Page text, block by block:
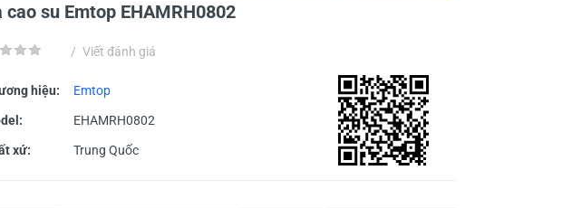
cao su Emtop EHAMRH0802
/ Viết đánh giá
hiệu: Emtop
EHAMRH0802
xứ: Trung Quốc